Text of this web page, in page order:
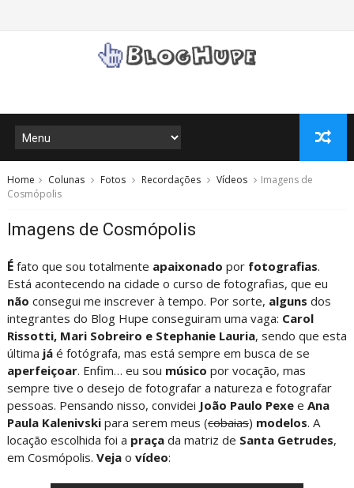
Home Colunas Fotos Recordações Vídeos
Imagens de
Cosmópolis
Imagens de Cosmópolis
É fato que sou totalmente apaixonado por fotografias.
Está acontecendo na cidade o curso de fotografias, que eu
não consegui me inscrever à tempo. Por sorte, alguns dos
integrantes do Blog Hupe conseguiram uma vaga: Carol
Rissotti, Mari Sobreiro e Stephanie Lauria, sendo que esta
última jáé fotógrafa, mas está sempre em busca de se
aperfeiçoar. Enfim… eu sou músico por vocação, mas
sempre tive o desejo de fotografar a natureza e fotografar
pessoas. Pensando nisso, convidei João Paulo Pexe e Ana
Paula Kalenivskipara serem meus (cobaias) modelos. A
locação escolhida foi a praçada matriz de Santa Getrudes,
em Cosmópolis. Vejao vídeo: